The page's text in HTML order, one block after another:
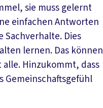
sie muss gelernt
einfachen Antworten
Dies
lernen. Das können
Hinzukommt, dass
Gemeinschaftsgefühl